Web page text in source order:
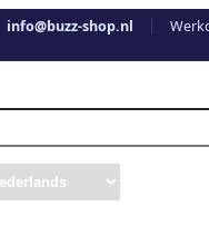
info@buzz-shop.nl